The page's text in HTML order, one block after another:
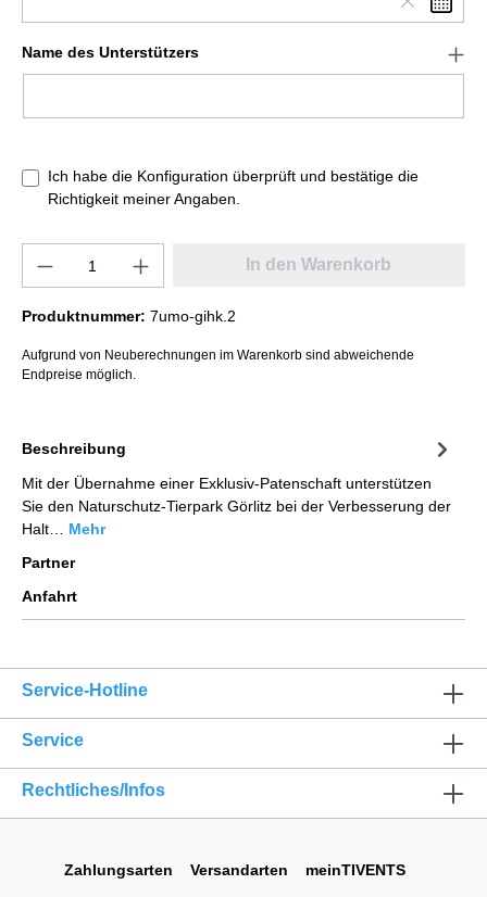
Name des Unterstützers
Ich habe die Konfiguration überprüft und bestätige die
Richtigkeit meiner Angaben.
In den Warenkorb
Produktnummer: 7umo-gihk.2
Aufgrund von Neuberechnungen im Warenkorb sind abweichende
Endpreise möglich.
Beschreibung
Mit der Übernahme einer Exklusiv-Patenschaft unterstützen
Sie den Naturschutz-Tierpark Görlitz bei der Verbesserung der
Halt… Mehr
Partner
Anfahrt
Service-Hotline
Service
Rechtliches/Infos
Zahlungsarten Versandarten
meinTIVENTS